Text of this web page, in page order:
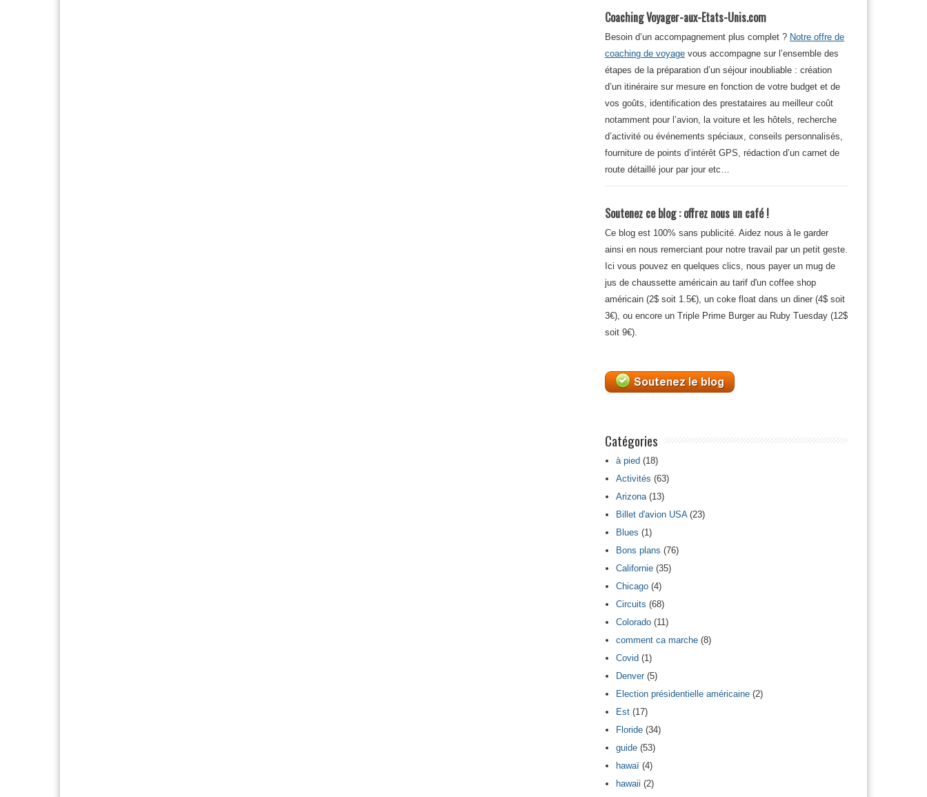
Coaching Voyager-aux-Etats-Unis.com
Besoin d’un accompagnement plus complet ? Notre offre de
coaching de voyage vous accompagne sur l’ensemble des
étapes de la préparation d’un séjour inoubliable : création
d’un itinéraire sur mesure en fonction de votre budget et de
vos goûts, identification des prestataires au meilleur coût
notamment pour l’avion, la voiture et les hôtels, recherche
d’activité ou événements spéciaux, conseils personnalisés,
fourniture de points d’intérêt GPS, rédaction d’un carnet de
route détaillé jour par jour etc…
Soutenez ce blog : offrez nous un café !
Ce blog est 100% sans publicité. Aidez nous à le garder
ainsi en nous remerciant pour notre travail par un petit geste.
Ici vous pouvez en quelques clics, nous payer un mug de
jus de chaussette américain au tarif d'un coffee shop
américain (2$ soit 1.5€), un coke float dans un diner (4$ soit
3€), ou encore un Triple Prime Burger au Ruby Tuesday (12$
soit 9€).
Catégories
à pied (18)
Activités (63)
Arizona(13)
Billet d'avion USA(23)
Blues (1)
Bons plans (76)
Californie (35)
Chicago (4)
Circuits (68)
Colorado (11)
comment ca marche (8)
Covid (1)
Denver(5)
Election présidentielle américaine (2)
Est (17)
Floride (34)
guide (53)
hawaï (4)
hawaii (2)